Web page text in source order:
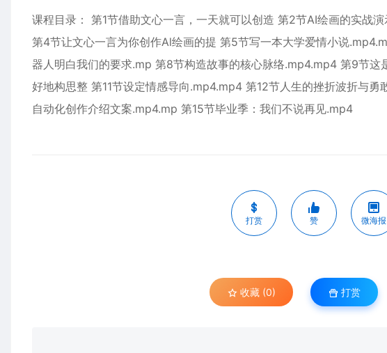
课程目录： 第1节借助文心一言，一天就可以创造 第2节AI绘画的实战
第4节让文心一言为你创作Al绘画的提 第5节写一本大学爱情小说
器人明白我们的要求.mp 第8节构造故事的核心脉络.mp4.mp4 第9节这
好地构思整 第11节设定情感导向.mp4.mp4 第12节人生的挫折波折与
自动化创作介绍文案.mp4.mp 第15节毕业季：我们不说再见.mp4
打赏 赞 微海报
收藏 (0) 打赏